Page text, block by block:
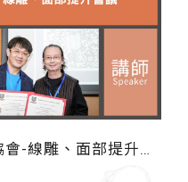
-線雕、面部提升會